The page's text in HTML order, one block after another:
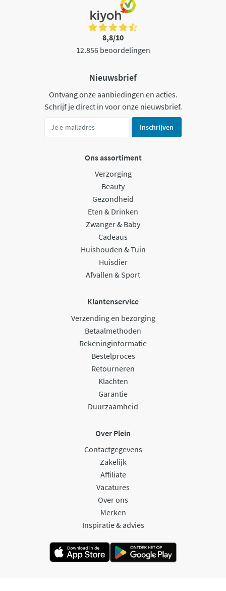
8,8/10
12.856 beoordelingen
Nieuwsbrief
Ontvang onze aanbiedingen en acties.
Schrijf je direct in voor onze nieuwsbrief.
Inschrijven
Ons assortiment
Verzorging
Beauty
Gezondheid
Eten & Drinken
Zwanger & Baby
Cadeaus
Huishouden & Tuin
Huisdier
Afvallen & Sport
Klantenservice
Verzending en bezorging
Betaalmethoden
Rekeninginformatie
Bestelproces
Retourneren
Klachten
Garantie
Duurzaamheid
Over Plein
Contactgegevens
Zakelijk
Affiliate
Vacatures
Over ons
Merken
Inspiratie & advies